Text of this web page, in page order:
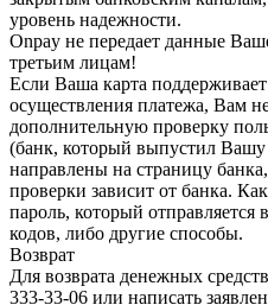
уровень надежности.
Onpay не передает данные
третьим лицам!
Если Ваша карта
осуществления платежа, Вам
дополнительную проверку
(банк, который выпустил Вашу
направлены на страницу
проверки зависит от банка.
пароль, который отправляется
кодов, либо другие способы.
Возврат
Для возврата денежных
333-33-06 или написать